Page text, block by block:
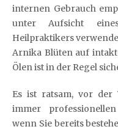
internen Gebrauch
unter Aufsicht
Heilpraktikers
Arnika Blüten auf
Ölen ist in der Regel
Es ist ratsam, vor der
immer
wenn Sie bereits